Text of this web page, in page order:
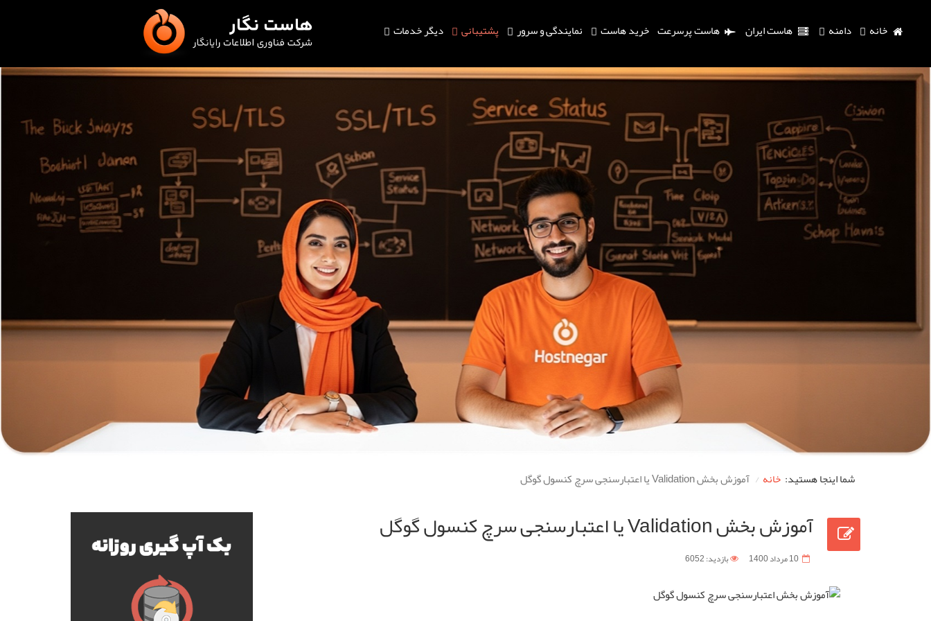
خانه دامنه هاست ایران هاست پرسرعت خرید هاست نمایندگی و سرور پشتیبانی دیگر خدمات
شما اینجا هستید: خانه آموزش بخش Validation یا اعتبارسنجی سرچ کنسول گوگل
آموزش بخش Validation یا اعتبارسنجی سرچ کنسول گوگل
10 مرداد 1400 بازدید: 6052